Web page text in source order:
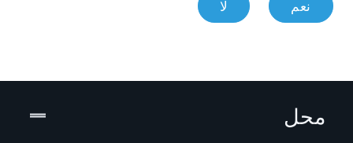
نعم لا
محل